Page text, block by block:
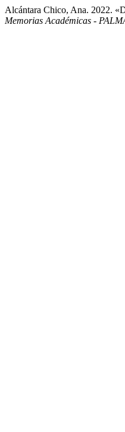
Alcántara Chico, Ana. 2022.
Memorias Académicas -